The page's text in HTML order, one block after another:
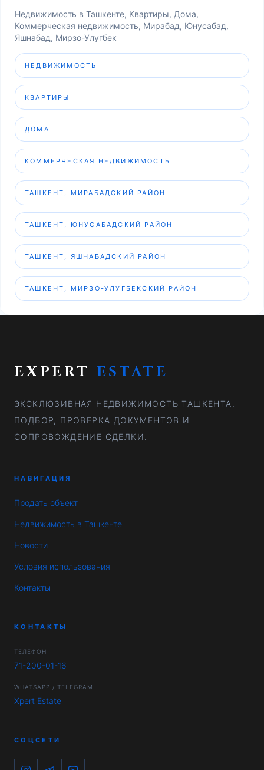
Недвижимость в Ташкенте, Квартиры, Дома,
Коммерческая недвижимость, Мирабад, Юнусабад,
Яшнабад, Мирзо-Улугбек
НЕДВИЖИМОСТЬ
КВАРТИРЫ
ДОМА
КОММЕРЧЕСКАЯ НЕДВИЖИМОСТЬ
ТАШКЕНТ, МИРАБАДСКИЙ РАЙОН
ТАШКЕНТ, ЮНУСАБАДСКИЙ РАЙОН
ТАШКЕНТ, ЯШНАБАДСКИЙ РАЙОН
ТАШКЕНТ, МИРЗО-УЛУГБЕКСКИЙ РАЙОН
EXPERT ESTATE
ЭКСКЛЮЗИВНАЯ НЕДВИЖИМОСТЬ ТАШКЕНТА.
ПОДБОР, ПРОВЕРКА ДОКУМЕНТОВ И
СОПРОВОЖДЕНИЕ СДЕЛКИ.
НАВИГАЦИЯ
Продать объект
Недвижимость в Ташкенте
Новости
Условия использования
Контакты
КОНТАКТЫ
ТЕЛЕФОН
71-200-01-16
WHATSAPP / TELEGRAM
Xpert Estate
СОЦСЕТИ